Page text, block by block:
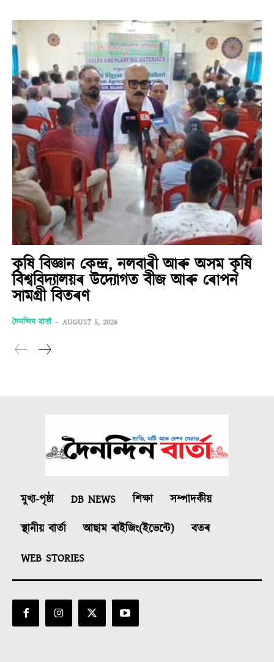
কৃষি বিজ্ঞান কেন্দ্ৰ, নলবাৰী আৰু অসম কৃষি
বিশ্ববিদ্যালয়ৰ উদ্যোগত বীজ আৰু ৰোপন
সামগ্ৰী বিতৰণ
দৈনন্দিন বাৰ্তা - AUGUST 5, 2026
মুখ্য-পৃষ্ঠা DB NEWS শিক্ষা
সম্পাদকীয়
স্থানীয় বাৰ্তা
আছাম ৰাইজিং(ইভেন্টে)
বতৰ
WEB STORIES